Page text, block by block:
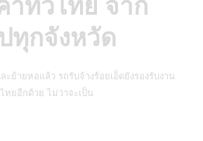
ทั่วไทย จาก
ทุกจังหวัด
ย้ายหอแล้ว รถรับจ้างร้อยเอ็ดยังรองรับงาน
ทยอีกด้วย ไม่ว่าจะเป็น